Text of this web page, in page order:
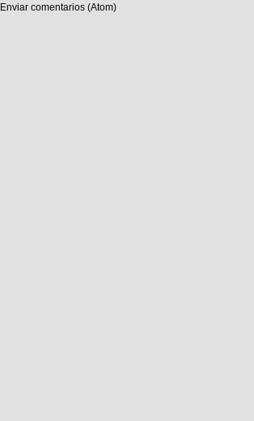
Enviar comentarios (Atom)